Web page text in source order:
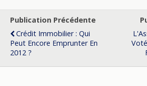
Publication Précédente
Crédit Immobilier : Qui
Peut Encore Emprunter En
2012 ?